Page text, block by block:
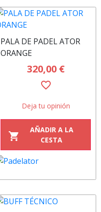
PALA DE PADEL ATOR
ORANGE
320,00 €
favorite_border
Deja tu opinión
shopping_cart
AÑADIR A LA
CESTA